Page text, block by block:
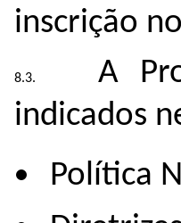
inscrição
A
indicados
Política